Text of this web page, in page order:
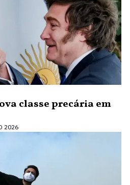
classe precária em
2026